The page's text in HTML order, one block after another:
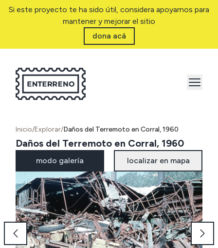
Si este proyecto te ha sido útil, considera apoyarnos para
mantener y mejorar el sitio
dona acá
Inicio/Explorar/Daños del Terremoto en Corral, 1960
Daños del Terremoto en Corral, 1960
modo galería localizar en mapa